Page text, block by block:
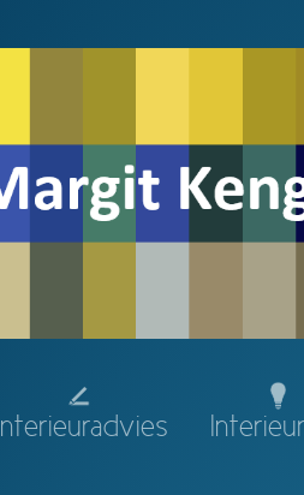
Interieuradvies